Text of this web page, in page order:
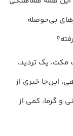
بی‌حوصله
یک تردید،
این‌جا خبری از
و گرما، کمی از